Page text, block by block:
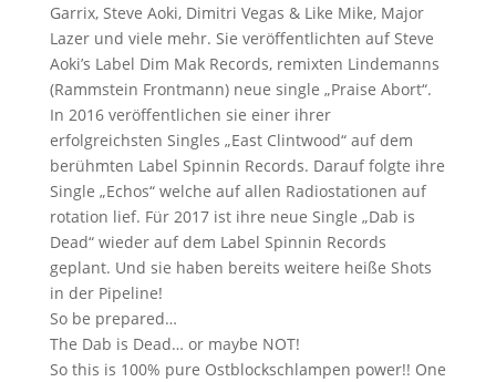
Garrix, Steve Aoki, Dimitri Vegas & Like Mike, Major
Lazer und viele mehr. Sie veröffentlichten auf Steve
Aoki’s Label Dim Mak Records, remixten Lindemanns
(Rammstein Frontmann) neue single „Praise Abort“.
In 2016 veröffentlichen sie einer ihrer
erfolgreichsten Singles „East Clintwood“ auf dem
berühmten Label Spinnin Records. Darauf folgte ihre
Single „Echos“ welche auf allen Radiostationen auf
rotation lief. Für 2017 ist ihre neue Single „Dab is
Dead“ wieder auf dem Label Spinnin Records
geplant. Und sie haben bereits weitere heiße Shots
in der Pipeline!
So be prepared…
The Dab is Dead… or maybe NOT!
So this is 100% pure Ostblockschlampen power!! One